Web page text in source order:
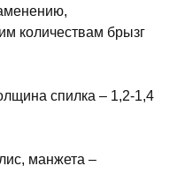
количествам брызг
спилка – 1,2-1,4
манжета –